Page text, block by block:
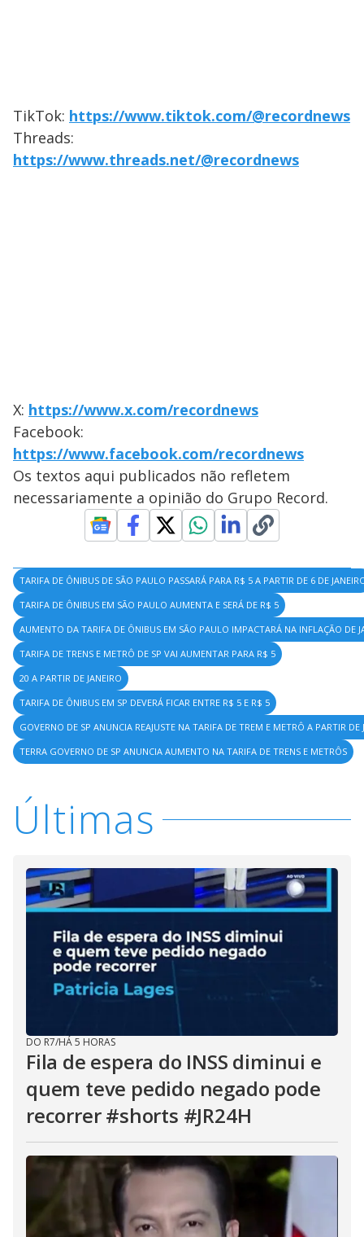
TikTok: https://www.tiktok.com/@recordnews
Threads:
https://www.threads.net/@recordnews
X: https://www.x.com/recordnews
Facebook:
https://www.facebook.com/recordnews
Os textos aqui publicados não refletem
necessariamente a opinião do Grupo Record.
TARIFA DE ÔNIBUS DE SÃO PAULO PASSARÁ PARA R$ 5 A PARTIR DE 6 DE
TARIFA DE ÔNIBUS EM SÃO PAULO AUMENTA E SERÁ DE R$ 5
AUMENTO DA TARIFA DE ÔNIBUS EM SÃO PAULO IMPACTARÁ NA INFLAÇÃO DE
TARIFA DE TRENS E METRÔ DE SP VAI AUMENTAR PARA R$ 5
20 A PARTIR DE JANEIRO
TARIFA DE ÔNIBUS EM SP DEVERÁ FICAR ENTRE R$ 5 E R$ 5
GOVERNO DE SP ANUNCIA REAJUSTE NA TARIFA DE TREM E METRÔ A PARTIR DE
TERRA GOVERNO DE SP ANUNCIA AUMENTO NA TARIFA DE TRENS E METRÔS
Últimas
DO R7/HÁ 5 HORAS
Fila de espera do INSS diminui e
quem teve pedido negado pode
recorrer #shorts #JR24H